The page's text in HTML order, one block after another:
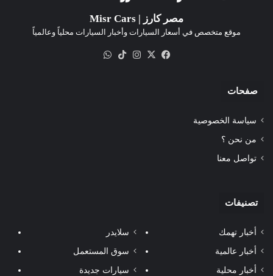
مصر كارز | Misr Cars
موقع متخصص في أسعار السيارات وأخبار السيارات محلياً وعالمياً
فيسبوك
‫X انستقرام‫TikTok
صفحات
سياسة الخصوصية
من نحن ؟
تواصل معنا
تصنيفات
أخبار تهمك
أخبار عالمية
أخبار محلية
سلايدر
سوق المستعمل
سيارات جديدة